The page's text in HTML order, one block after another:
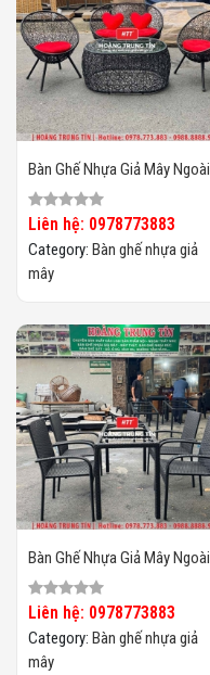
Bàn Ghế Nhựa Giả Mây Ngoài
Trời HTT133
Liên hệ: 0978773883
Category: Bàn ghế nhựa giả
mây
Bàn Ghế Nhựa Giả Mây Ngoài
Trời HTT131
Liên hệ: 0978773883
Category: Bàn ghế nhựa giả
mây